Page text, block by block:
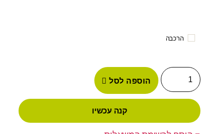
הרכבה
הוספה לסל
קנה עכשיו